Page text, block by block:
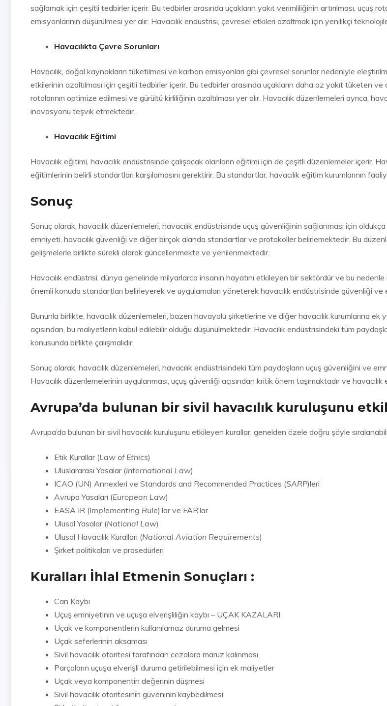
sağlamak için çeşitli tedbirler içerir. Bu tedbirler arasında uçakların yakıt verimliliğinin artırılması, uçuş
emisyonlarının düşürülmesi yer alır. Havacılık endüstrisi, çevresel etkileri azaltmak için yenilikçi
Havacılıkta Çevre Sorunları
Havacılık, doğal kaynakların tüketilmesi ve karbon emisyonları gibi çevresel sorunlar nedeniyle
etkilerinin azaltılması için çeşitli tedbirler içerir. Bu tedbirler arasında uçakların daha az yakıt tüketen
rotalarının optimize edilmesi ve gürültü kirliliğinin azaltılması yer alır. Havacılık düzenlemeleri ayrıca,
inovasyonu teşvik etmektedir.
Havacılık Eğitimi
Havacılık eğitimi, havacılık endüstrisinde çalışacak olanların eğitimi için de çeşitli düzenlemeler içerir.
eğitimlerinin belirli standartları karşılamasını gerektirir. Bu standartlar, havacılık eğitim kurumlarının
Sonuç
Sonuç olarak, havacılık düzenlemeleri, havacılık endüstrisinde uçuş güvenliğinin sağlanması için
emniyeti, havacılık güvenliği ve diğer birçok alanda standartlar ve protokoller belirlemektedir. Bu
gelişmelerle birlikte sürekli olarak güncellenmekte ve yenilenmektedir.
Havacılık endüstrisi, dünya genelinde milyarlarca insanın hayatını etkileyen bir sektördür ve bu
önemli konuda standartları belirleyerek ve uygulamaları yöneterek havacılık endüstrisinde güvenliği ve
Bununla birlikte, havacılık düzenlemeleri, bazen havayolu şirketlerine ve diğer havacılık kurumlarına
açısından, bu maliyetlerin kabul edilebilir olduğu düşünülmektedir. Havacılık endüstrisindeki tüm
konusunda birlikte çalışmalıdır.
Sonuç olarak, havacılık düzenlemeleri, havacılık endüstrisindeki tüm paydaşların uçuş güvenliğini ve
Havacılık düzenlemelerinin uygulanması, uçuş güvenliği açısından kritik önem taşımaktadır ve
Avrupa’da bulunan bir sivil havacılık kuruluşunu
Avrupa’da bulunan bir sivil havacılık kuruluşunu etkileyen kurallar, genelden özele doğru şöyle
Etik Kurallar (Law of Ethics)
Uluslararası Yasalar (International Law)
ICAO (UN) Annexleri ve Standards and Recommended Practices (SARP)leri
Avrupa Yasaları (European Law)
EASA IR (Implementing Rule)’lar ve FAR’lar
Ulusal Yasalar (National Law)
Ulusal Havacılık Kuralları (National Aviation Requirements)
Şirket politikaları ve prosedürleri
Kuralları İhlal Etmenin Sonuçları :
Can Kaybı
Uçuş emniyetinin ve uçuşa elverişliliğin kaybı – UÇAK KAZALARI
Uçak ve komponentlerin kullanılamaz duruma gelmesi
Uçak seferlerinin aksaması
Sivil havacılık otoritesi tarafından cezalara maruz kalınması
Parçaların uçuşa elverişli duruma getirilebilmesi için ek maliyetler
Uçak veya komponentin değerinin düşmesi
Sivil havacılık otoritesinin güveninin kaybedilmesi